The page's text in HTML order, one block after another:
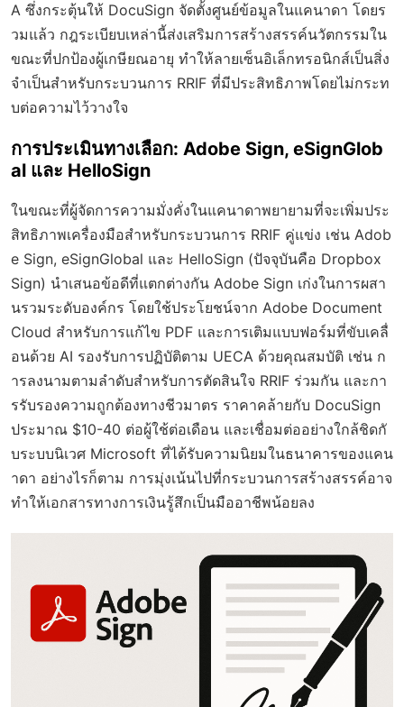
A ซึ่งกระตุ้นให้ DocuSign จัดตั้งศูนย์ข้อมูลในแคนาดา โดยร
วมแล้ว กฎระเบียบเหล่านี้ส่งเสริมการสร้างสรรค์นวัตกรรมใน
ขณะที่ปกป้องผู้เกษียณอายุ ทำให้ลายเซ็นอิเล็กทรอนิกส์เป็นสิ่ง
จำเป็นสำหรับกระบวนการ RRIF ที่มีประสิทธิภาพโดยไม่กระท
บต่อความไว้วางใจ
การประเมินทางเลือก: Adobe Sign, eSignGlob
al และ HelloSign
ในขณะที่ผู้จัดการความมั่งคั่งในแคนาดาพยายามที่จะเพิ่มประ
สิทธิภาพเครื่องมือสำหรับกระบวนการ RRIF คู่แข่ง เช่น Adob
e Sign, eSignGlobal และ HelloSign (ปัจจุบันคือ Dropbox
Sign) นำเสนอข้อดีที่แตกต่างกัน Adobe Sign เก่งในการผสา
นรวมระดับองค์กร โดยใช้ประโยชน์จาก Adobe Document
Cloud สำหรับการแก้ไข PDF และการเติมแบบฟอร์มที่ขับเคลื่
อนด้วย AI รองรับการปฏิบัติตาม UECA ด้วยคุณสมบัติ เช่น ก
ารลงนามตามลำดับสำหรับการตัดสินใจ RRIF ร่วมกัน และกา
รรับรองความถูกต้องทางชีวมาตร ราคาคล้ายกับ DocuSign
ประมาณ $10-40 ต่อผู้ใช้ต่อเดือน และเชื่อมต่ออย่างใกล้ชิดกั
บระบบนิเวศ Microsoft ที่ได้รับความนิยมในธนาคารของแคน
าดา อย่างไรก็ตาม การมุ่งเน้นไปที่กระบวนการสร้างสรรค์อาจ
ทำให้เอกสารทางการเงินรู้สึกเป็นมืออาชีพน้อยลง